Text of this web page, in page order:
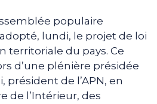
populaire
lundi, le projet de loi
territoriale du pays. Ce
d’une plénière présidée
président de l’APN, en
de l’Intérieur, des